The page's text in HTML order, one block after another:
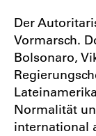
Der
Vormarsch.
Bolsonaro,
Normalität
international